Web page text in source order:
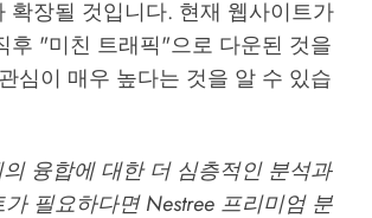
확장될 것입니다. 현재 웹사이트가
후 "미친 트래픽"으로 다운된 것을
심이 매우 높다는 것을 알 수 있습
융합에 대한 더 심층적인 분석과
필요하다면Nestree 프리미엄 분